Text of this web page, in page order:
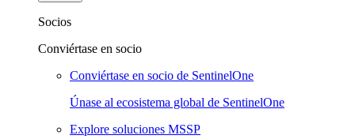
Socios
Conviértase en socio
Conviértase en socio de SentinelOne
Únase al ecosistema global de SentinelOne
Explore soluciones MSSP